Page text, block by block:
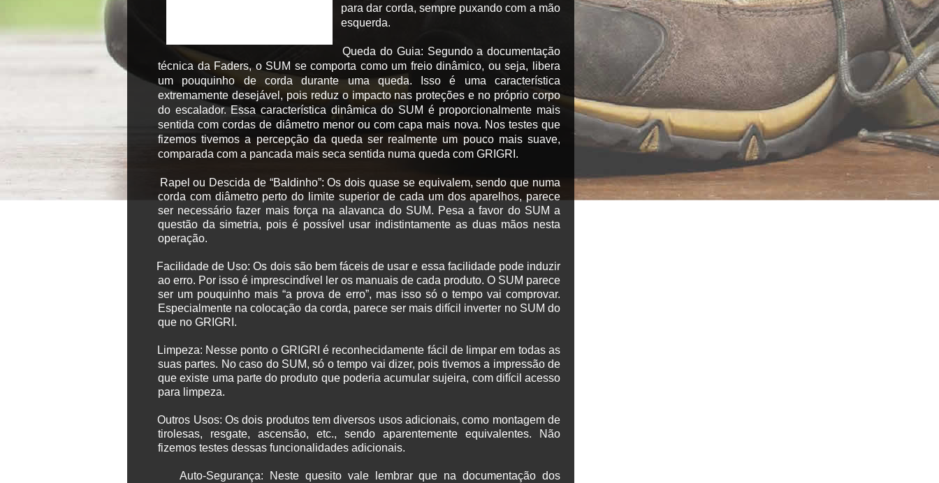
para dar corda, sempre puxando com a mão
esquerda.
Queda do Guia: Segundo a documentação
técnica da Faders, o SUM se comporta como um freio dinâmico, ou seja, libera
um pouquinho de corda durante uma queda. Isso é uma característica
extremamente desejável, pois reduz o impacto nas proteções e no próprio corpo
do escalador. Essa característica dinâmica do SUM é proporcionalmente mais
sentida com cordas de diâmetro menor ou com capa mais nova. Nos testes que
fizemos tivemos a percepção da queda ser realmente um pouco mais suave,
comparada com a pancada mais seca sentida numa queda com GRIGRI.
Rapel ou Descida de “Baldinho”: Os dois quase se equivalem, sendo que numa
corda com diâmetro perto do limite superior de cada um dos aparelhos, parece
ser necessário fazer mais força na alavanca do SUM. Pesa a favor do SUM a
questão da simetria, pois é possível usar indistintamente as duas mãos nesta
operação.
Facilidade de Uso: Os dois são bem fáceis de usar e essa facilidade pode induzir
ao erro. Por isso é imprescindível ler os manuais de cada produto. O SUM parece
ser um pouquinho mais “a prova de erro”, mas isso só o tempo vai comprovar.
Especialmente na colocação da corda, parece ser mais difícil inverter no SUM do
que no GRIGRI.
Limpeza: Nesse ponto o GRIGRI é reconhecidamente fácil de limpar em todas as
suas partes. No caso do SUM, só o tempo vai dizer, pois tivemos a impressão de
que existe uma parte do produto que poderia acumular sujeira, com difícil acesso
para limpeza.
Outros Usos: Os dois produtos tem diversos usos adicionais, como montagem de
tirolesas, resgate, ascensão, etc., sendo aparentemente equivalentes. Não
fizemos testes dessas funcionalidades adicionais.
Auto-Segurança: Neste quesito vale lembrar que na documentação dos